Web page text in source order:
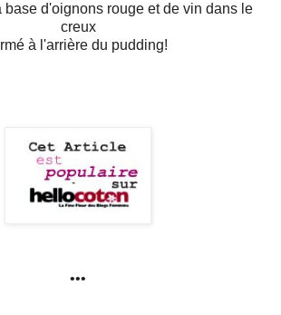
base d'oignons rouge et de vin dans le
creux
à l'arrière du pudding!
•••